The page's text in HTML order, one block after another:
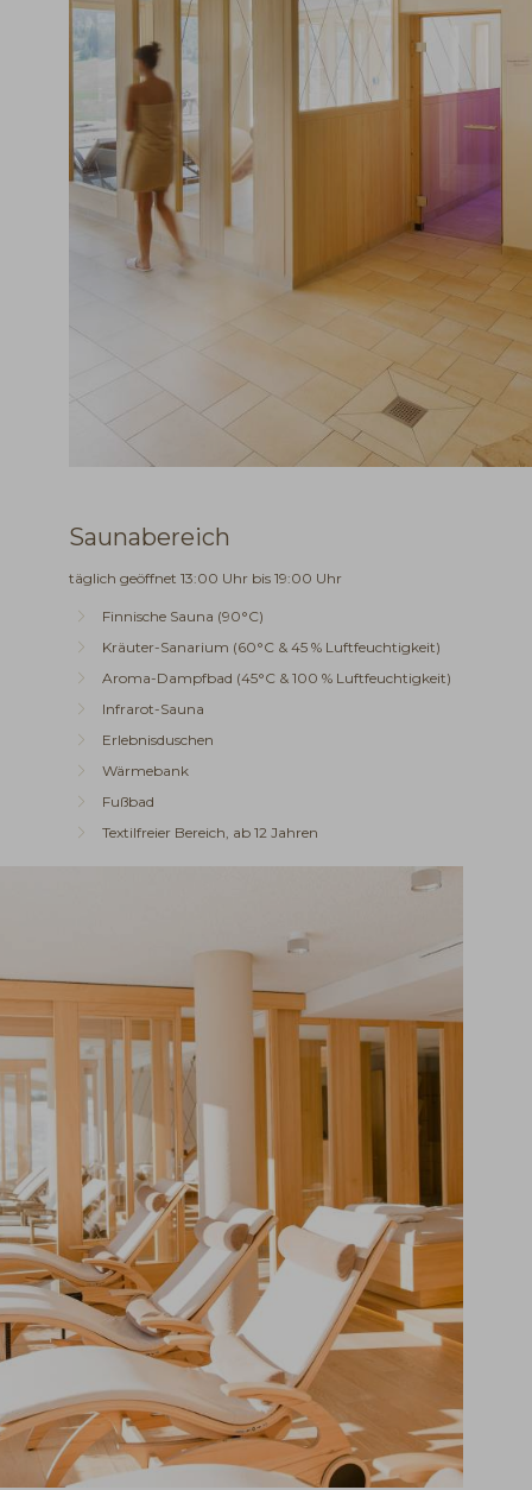
Saunabereich
täglich geöffnet 13:00 Uhr bis 19:00 Uhr
Finnische Sauna (90°C)
Kräuter-Sanarium (60°C & 45 % Luftfeuchtigkeit)
Aroma-Dampfbad (45°C & 100 % Luftfeuchtigkeit)
Infrarot-Sauna
Erlebnisduschen
Wärmebank
Fußbad
Textilfreier Bereich, ab 12 Jahren